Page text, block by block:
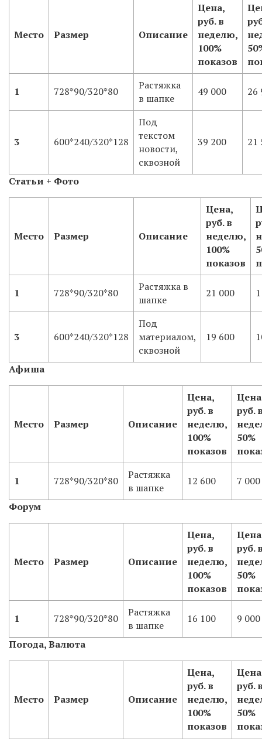
Место Размер Описание
Цена,
руб. в
неделю,
100%
показов
1 728*90/320*80
Растяжка
в шапке
49 000 26
3 600*240/320*128
Под
текстом
новости,
сквозной
39 200 21
Статьи + Фото
Место Размер Описание
Цена,
руб. в
неделю,
100%
показов
1 728*90/320*80
Растяжка в
шапке
21 000
3 600*240/320*128
Под
материалом,
сквозной
19 600
Афиша
Место Размер Описание
Цена,
руб. в
неделю,
100%
показов
руб.
50%
1 728*90/320*80
Растяжка
в шапке
12 600
7 000
Форум
Место Размер Описание
Цена,
руб. в
неделю,
100%
показов
руб.
50%
1 728*90/320*80
Растяжка
в шапке
16 100
9 000
Погода, Валюта
Место Размер Описание
Цена,
руб. в
неделю,
100%
показов
руб.
50%